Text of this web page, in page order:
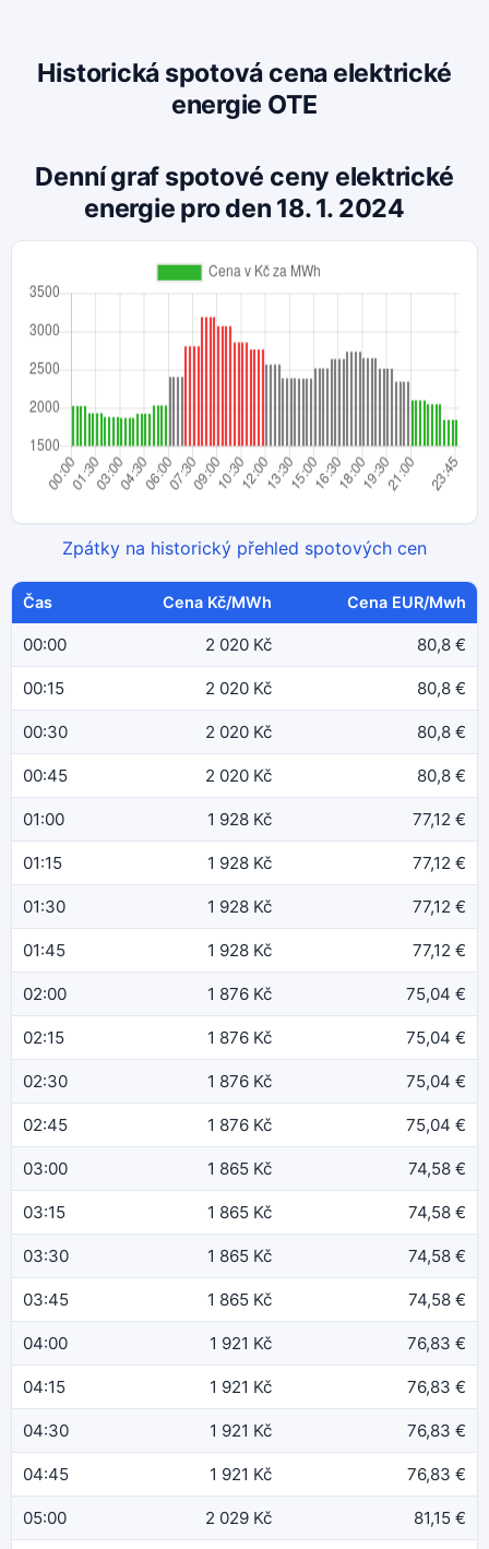
Historická spotová cena elektrické
energie OTE
Denní graf spotové ceny elektrické
energie pro den 18. 1. 2024
Zpátky na historický přehled spotových cen
Čas Cena Kč/MWh Cena EUR/Mwh
00:00 2 020 Kč 80,8 €
00:15 2 020 Kč 80,8 €
00:30 2 020 Kč 80,8 €
00:45 2 020 Kč 80,8 €
01:00 1 928 Kč 77,12 €
01:15 1 928 Kč 77,12 €
01:30 1 928 Kč 77,12 €
01:45 1 928 Kč 77,12 €
02:00 1 876 Kč 75,04 €
02:15 1 876 Kč 75,04 €
02:30 1 876 Kč 75,04 €
02:45 1 876 Kč 75,04 €
03:00 1 865 Kč 74,58 €
03:15 1 865 Kč 74,58 €
03:30 1 865 Kč 74,58 €
03:45 1 865 Kč 74,58 €
04:00 1 921 Kč 76,83 €
04:15 1 921 Kč 76,83 €
04:30 1 921 Kč 76,83 €
04:45 1 921 Kč 76,83 €
05:00 2 029 Kč 81,15 €